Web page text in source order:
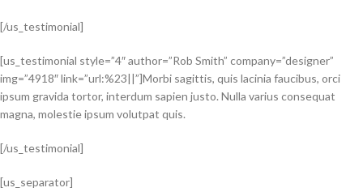
[/us_testimonial]
[us_testimonial style=”4″ author=”Rob Smith” company=”designer”
img=”4918″ link=”url:%23||”]Morbi sagittis, quis lacinia faucibus, orci
ipsum gravida tortor, interdum sapien justo. Nulla varius consequat
magna, molestie ipsum volutpat quis.
[/us_testimonial]
[us_separator]